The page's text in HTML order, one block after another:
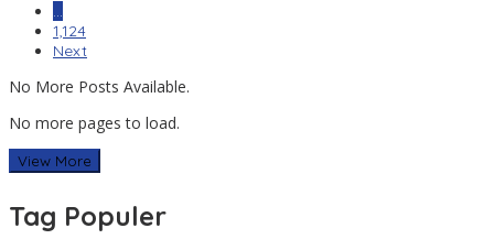
…
1,124
Next
No More Posts Available.
No more pages to load.
View More
Tag Populer